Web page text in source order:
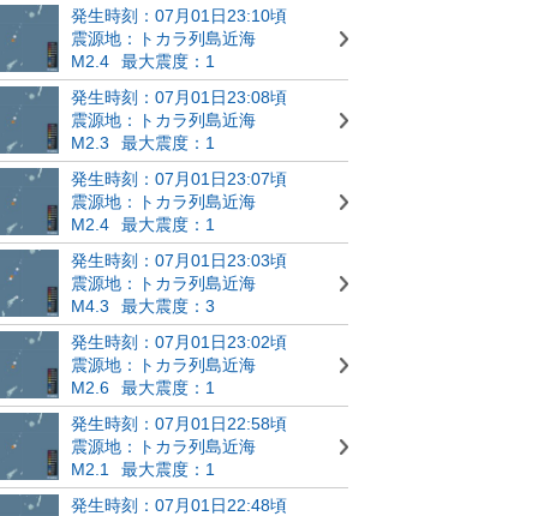
発生時刻：07月01日23:10頃
震源地：トカラ列島近海
M2.4
最大震度：1
発生時刻：07月01日23:08頃
震源地：トカラ列島近海
M2.3
最大震度：1
発生時刻：07月01日23:07頃
震源地：トカラ列島近海
M2.4
最大震度：1
発生時刻：07月01日23:03頃
震源地：トカラ列島近海
M4.3
最大震度：3
発生時刻：07月01日23:02頃
震源地：トカラ列島近海
M2.6
最大震度：1
発生時刻：07月01日22:58頃
震源地：トカラ列島近海
M2.1
最大震度：1
発生時刻：07月01日22:48頃